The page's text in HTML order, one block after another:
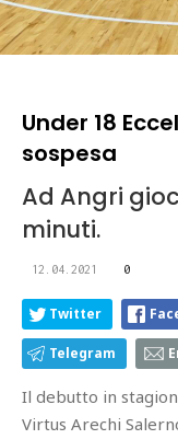
Under 18
sospesa
Ad Angri
minuti.
12.04.2021 0
Twitter
Telegram
Il debutto in
Virtus Arechi